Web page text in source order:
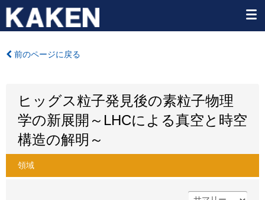
前のページに戻る
ヒッグス粒子発見後の素粒子物理
学の新展開～LHCによる真空と時空
構造の解明～
領域